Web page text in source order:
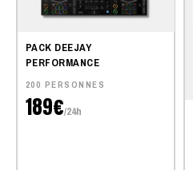
PACK DEEJAY
PERFORMANCE
200 PERSONNES
189€/24h